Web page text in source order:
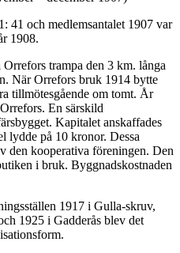
41 och medlemsantalet 1907 var
1908.
trampa den 3 km. långa
När Orrefors bruk 1914 bytte
tillmötesgående om tomt. År
En särskild
Kapitalet anskaffades
lydde på 10 kronor. Dessa
den kooperativa föreningen. Den
i bruk. Byggnadskostnaden
1917 i Gulla-skruv,
1925 i Gadderås blev det